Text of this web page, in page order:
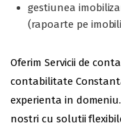
gestiunea
(rapoarte pe
Oferim Servicii de
contabilitate
experienta in
nostri cu solutii